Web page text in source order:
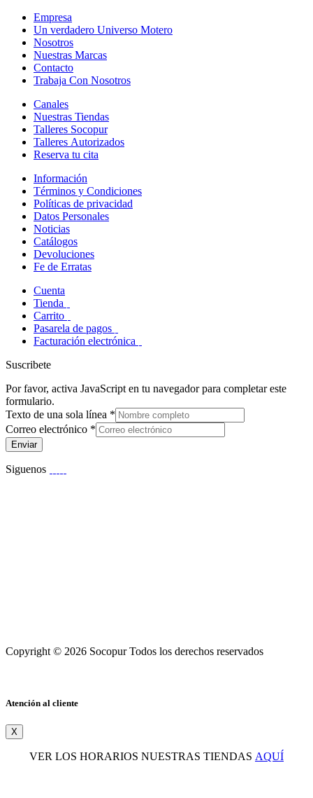
Empresa
Un verdadero Universo Motero
Nosotros
Nuestras Marcas
Contacto
Trabaja Con Nosotros
Canales
Nuestras Tiendas
Talleres Socopur
Talleres Autorizados
Reserva tu cita
Información
Términos y Condiciones
Políticas de privacidad
Datos Personales
Noticias
Catálogos
Devoluciones
Fe de Erratas
Cuenta
Tienda
Carrito
Pasarela de pagos
Facturación electrónica
Suscribete
Por favor, activa JavaScript en tu navegador para completar este
formulario.
Texto de una sola línea *
Correo electrónico *
Enviar
Siguenos
Copyright © 2026 Socopur Todos los derechos reservados
Atención al cliente
X
VER LOS HORARIOS NUESTRAS TIENDAS AQUÍ